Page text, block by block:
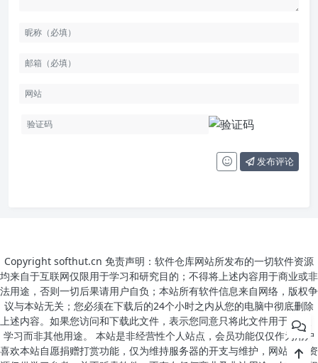
发布评论
Copyright softhut.cn 免责声明：软件仓库网站所发布的一切软件资源
均来自于互联网仅限用于学习和研究目的；不得将上述内容用于商业或非
法用途，否则一切后果请用户自负；本站所有软件信息来自网络，版权争
议与本站无关；您必须在下载后的24个小时之内从您的电脑中彻底删除
上述内容。如果您访问和下载此文件，表示您同意只将此文件用于参考、
学习而非其他用途。 本站是非经营性个人站点，会员功能仅仅作为用户
喜欢本站自愿捐赠打赏功能，仅为维持服务器的开支与维护，网站所有资